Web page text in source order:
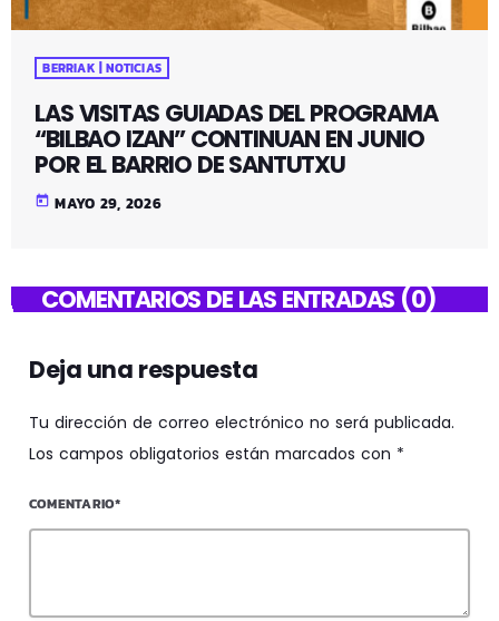
BERRIAK | NOTICIAS
LAS VISITAS GUIADAS DEL PROGRAMA
“BILBAO IZAN” CONTINUAN EN JUNIO
POR EL BARRIO DE SANTUTXU
today MAYO 29, 2026
COMENTARIOS DE LAS ENTRADAS (0)
Deja una respuesta
Tu dirección de correo electrónico no será publicada.
Los campos obligatorios están marcados con *
COMENTARIO*